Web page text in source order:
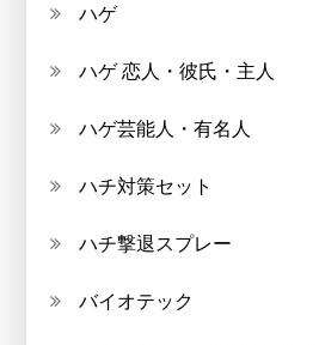
ハゲ
ハゲ 恋人・彼氏・主人
ハゲ芸能人・有名人
ハチ対策セット
ハチ撃退スプレー
バイオテック